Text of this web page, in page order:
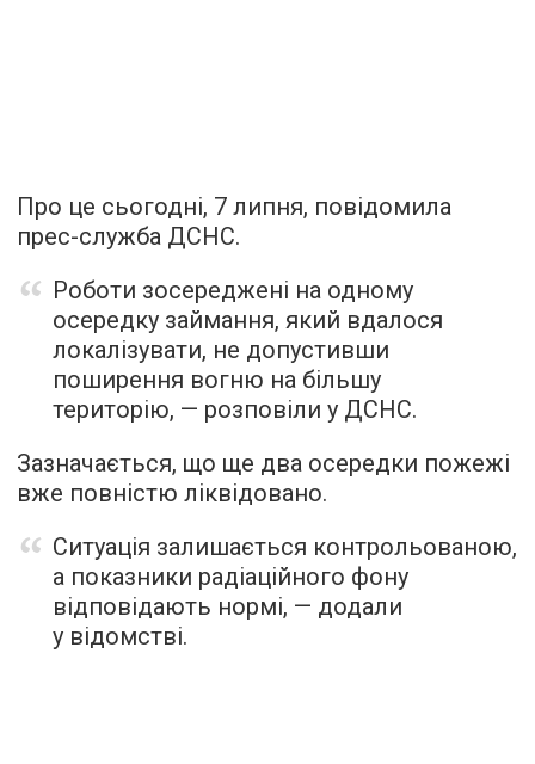
Про це сьогодні, 7 липня, повідомила
прес-служба ДСНС.
Роботи зосереджені на одному
осередку займання, який вдалося
локалізувати, не допустивши
поширення вогню на більшу
територію, — розповіли у ДСНС.
Зазначається, що ще два осередки пожежі
вже повністю ліквідовано.
Ситуація залишається контрольованою,
а показники радіаційного фону
відповідають нормі, — додали
у відомстві.